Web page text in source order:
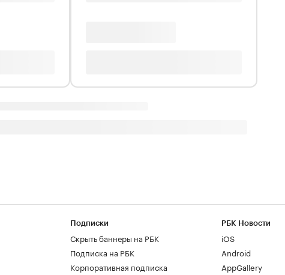
Подписки
Скрыть баннеры на РБК
Подписка на РБК
Корпоративная подписка
РБК Новости
iOS
Android
AppGallery